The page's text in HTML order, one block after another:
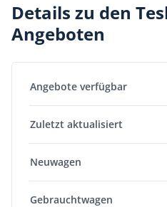
Details zu den
Angeboten
Angebote verfügbar
Zuletzt aktualisiert
Neuwagen
Gebrauchtwagen